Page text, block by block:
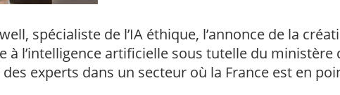
spécialiste de l’IA éthique, l’annonce de la
à l’intelligence artificielle sous tutelle du
experts dans un secteur où la France est en